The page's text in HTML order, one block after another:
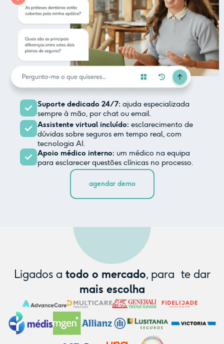
Suporte dedicado 24/7:ajuda especializada
sempre à mão, por chat ou email.
Assistente virtual incluído:esclarecimento de
dúvidas sobre seguros em tempo real, com
tecnologia AI.
Apoio médico interno: um médico na equipa
para esclarecer questões clínicas no processo.
agendar demo
Ligados a todo o mercado, para te dar
mais escolha